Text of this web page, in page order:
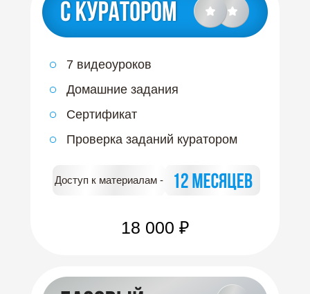
Доступ к материалам -
7 видеоуроков
Домашние задания
Сертификат
Проверка заданий куратором
18 000 ₽